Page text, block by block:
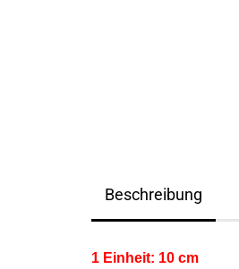
Beschreibung
1 Einheit: 10 cm